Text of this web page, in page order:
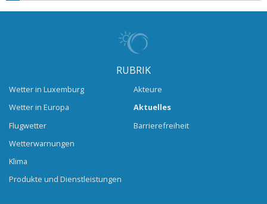
RUBRIK
Wetter in Luxemburg
Wetter in Europa
Flugwetter
Wetterwarnungen
Klima
Produkte und Dienstleistungen
Akteure
Aktuelles
Barrierefreiheit